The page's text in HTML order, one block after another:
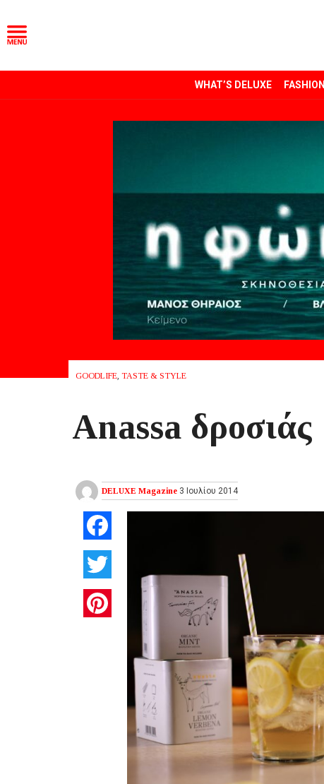
WHAT’S DELUXE FASHION
GOODLIFE, TASTE & STYLE
Anassa δροσιάς
DELUXE Magazine 3 Ιουλίου 2014
Pinterest